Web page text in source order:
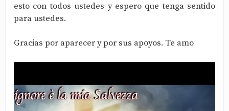
esto con todos ustedes y espero que tenga sentido
para ustedes.
Gracias por aparecer y por sus apoyos. Te amo